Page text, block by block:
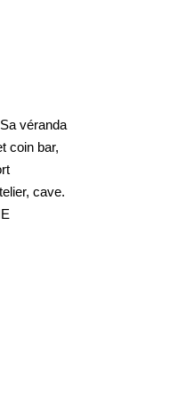
véranda
coin bar,
cave.